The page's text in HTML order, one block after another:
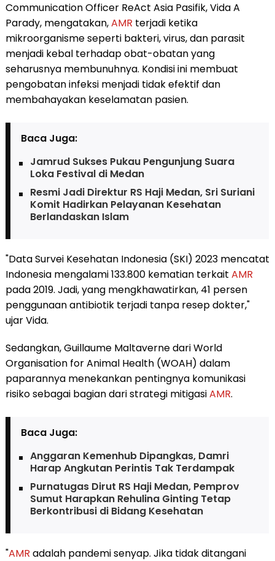
Communication Officer ReAct Asia Pasifik, Vida A
Parady, mengatakan,AMR terjadi ketika
mikroorganisme seperti bakteri, virus, dan parasit
menjadi kebal terhadap obat-obatan yang
seharusnya membunuhnya. Kondisi ini membuat
pengobatan infeksi menjadi tidak efektif dan
membahayakan keselamatan pasien.
Baca Juga:
Jamrud Sukses Pukau Pengunjung Suara
Loka Festival di Medan
Resmi Jadi Direktur RS Haji Medan, Sri Suriani
Komit Hadirkan Pelayanan Kesehatan
Berlandaskan Islam
"Data Survei Kesehatan Indonesia (SKI) 2023 mencatat
Indonesia mengalami 133.800 kematian terkait AMR
pada 2019. Jadi, yang mengkhawatirkan, 41 persen
penggunaan antibiotik terjadi tanpa resep dokter,"
ujar Vida.
Sedangkan, Guillaume Maltaverne dari World
Organisation for Animal Health (WOAH) dalam
paparannya menekankan pentingnya komunikasi
risiko sebagai bagian dari strategi mitigasiAMR.
Baca Juga:
Anggaran Kemenhub Dipangkas, Damri
Harap Angkutan Perintis Tak Terdampak
Purnatugas Dirut RS Haji Medan, Pemprov
Sumut Harapkan Rehulina Ginting Tetap
Berkontribusi di Bidang Kesehatan
"AMR adalah pandemi senyap. Jika tidak ditangani